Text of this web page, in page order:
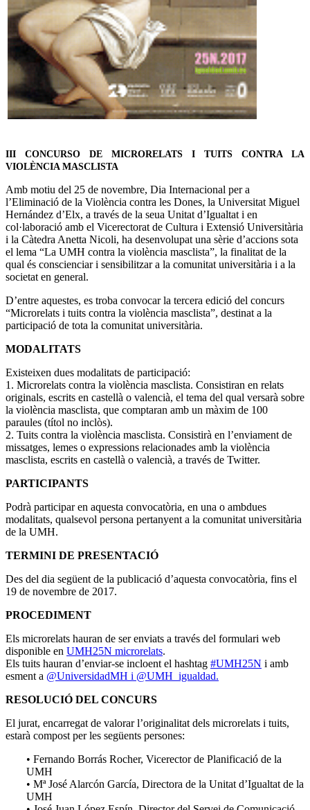
III CONCURSO DE MICRORELATS I TUITS CONTRA LA
VIOLÈNCIA MASCLISTA
Amb motiu del 25 de novembre, Dia Internacional per a
l’Eliminació de la Violència contra les Dones, la Universitat Miguel
Hernández d’Elx, a través de la seua Unitat d’Igualtat i en
col·laboració amb el Vicerectorat de Cultura i Extensió Universitària
i la Càtedra Anetta Nicoli, ha desenvolupat una sèrie d’accions sota
el lema “La UMH contra la violència masclista”, la finalitat de la
qual és conscienciar i sensibilitzar a la comunitat universitària i a la
societat en general.
D’entre aquestes, es troba convocar la tercera edició del concurs
“Microrelats i tuits contra la violència masclista”, destinat a la
participació de tota la comunitat universitària.
MODALITATS
Existeixen dues modalitats de participació:
1. Microrelats contra la violència masclista. Consistiran en relats
originals, escrits en castellà o valencià, el tema del qual versarà sobre
la violència masclista, que comptaran amb un màxim de 100
paraules (títol no inclòs).
2. Tuits contra la violència masclista. Consistirà en l’enviament de
missatges, lemes o expressions relacionades amb la violència
masclista, escrits en castellà o valencià, a través de Twitter.
PARTICIPANTS
Podrà participar en aquesta convocatòria, en una o ambdues
modalitats, qualsevol persona pertanyent a la comunitat universitària
de la UMH.
TERMINI DE PRESENTACIÓ
Des del dia següent de la publicació d’aquesta convocatòria, fins el
19 de novembre de 2017.
PROCEDIMENT
Els microrelats hauran de ser enviats a través del formulari web
disponible en UMH25N microrelats.
Els tuits hauran d’enviar-se incloent el hashtag #UMH25N i amb
esment a @UniversidadMH i @UMH_igualdad.
RESOLUCIÓ DEL CONCURS
El jurat, encarregat de valorar l’originalitat dels microrelats i tuits,
estarà compost per les següents persones:
• Fernando Borrás Rocher, Vicerector de Planificació de la
UMH
• Mª José Alarcón García, Directora de la Unitat d’Igualtat de la
UMH